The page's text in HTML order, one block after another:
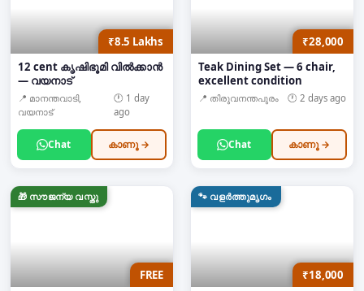
₹8.5 Lakhs
12 cent കൃഷിഭൂമി വിൽക്കാൻ
— വയനാട്
📍 മാനന്തവാടി,
വയനാട്
🕐 1 day
ago
Chat കാണൂ →
₹28,000
Teak Dining Set — 6 chair,
excellent condition
📍 തിരുവനന്തപുരം 🕐 2 days ago
Chat കാണൂ →
🎁 സൗജന്യ വസ്തു
FREE
🐾 വളർത്തുമൃഗം
₹18,000